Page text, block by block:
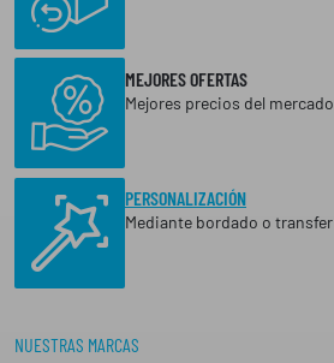
MEJORES OFERTAS
Mejores precios del mercado
PERSONALIZACIÓN
Mediante bordado o transfer
NUESTRAS MARCAS